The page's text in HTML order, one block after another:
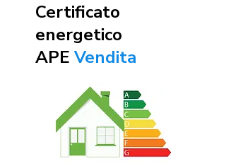
Certificato
energetico
APE Vendita